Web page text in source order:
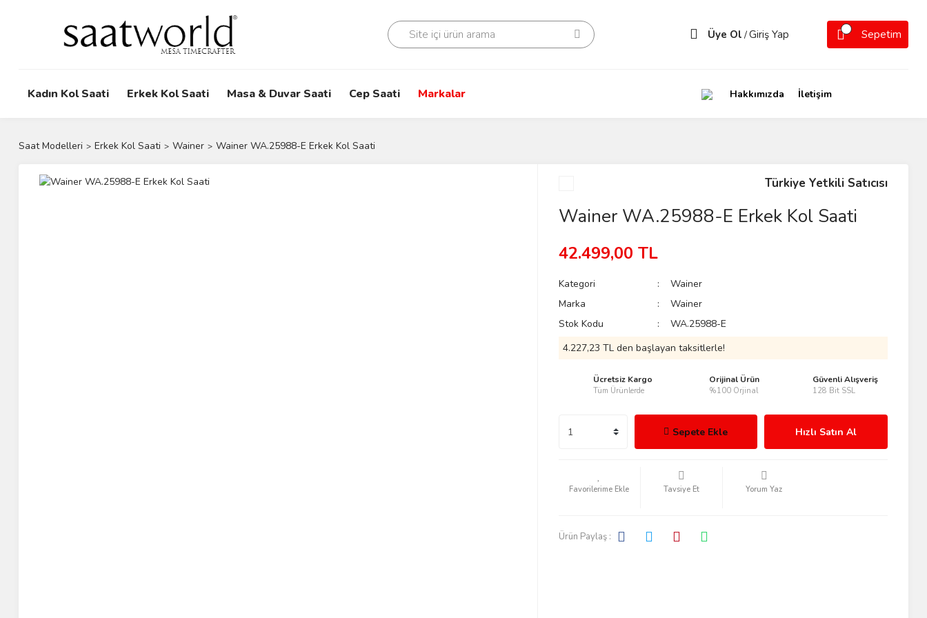
Üye Ol /Giriş Yap Sepetim
Kadın Kol Saati Erkek Kol Saati Masa & Duvar Saati Cep Saati Markalar Hakkımızda İletişim
Saat Modelleri Erkek Kol Saati Wainer Wainer WA.25988-E Erkek Kol Saati
Türkiye Yetkili Satıcısı
Wainer WA.25988-E Erkek Kol Saati
42.499,00 TL
Kategori
Wainer
Marka
Wainer
Stok Kodu
WA.25988-E
4.227,23 TL den başlayan taksitlerle!
Ücretsiz Kargo
Tüm Ürünlerde
Orijinal Ürün
%100 Orjinal
Güvenli Alışveriş
128 Bit SSL
Sepete Ekle Hızlı Satın Al
Tavsiye Et Yorum Yaz
Ürün Paylaş :